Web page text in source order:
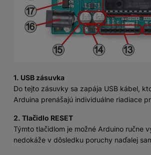
1. USB zásuvka
Do tejto zásuvky sa zapája USB kábel,
Arduina prenášajú individuálne riadiace
2. Tlačidlo RESET
Týmto tlačidlom je možné Arduino ručne
nedokáže v dôsledku poruchy naďalej